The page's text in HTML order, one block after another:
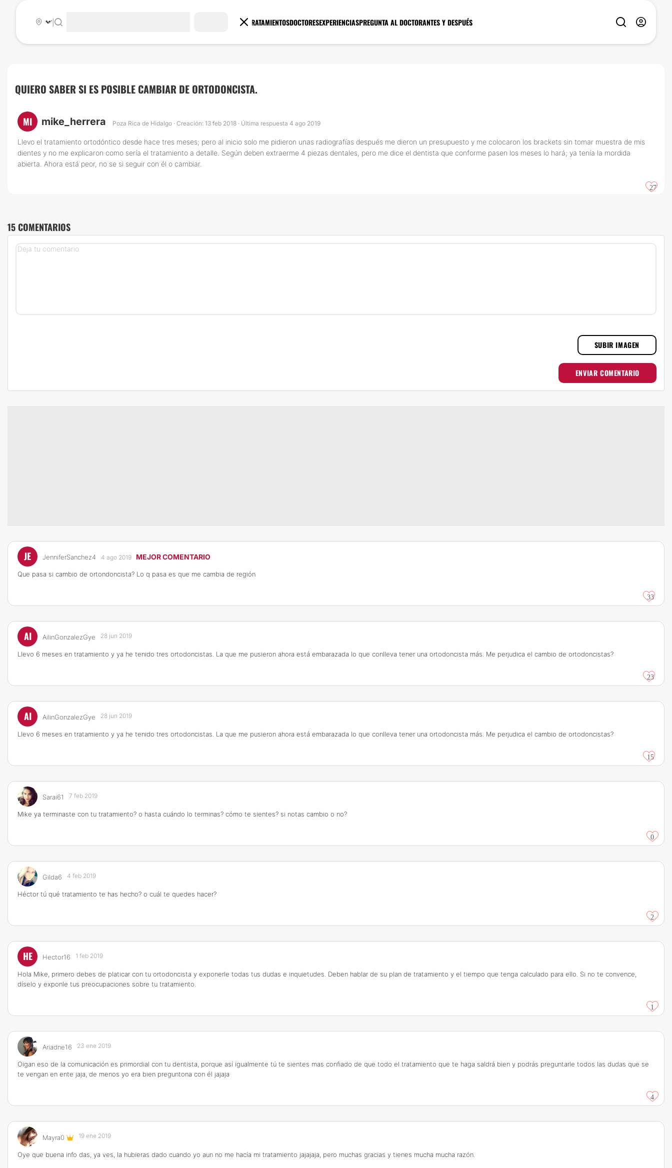
TRATAMIENTOSDOCTORESEXPERIENCIASPREGUNTA AL DOCTORANTES Y DESPUÉS
|
QUIERO SABER SI ES POSIBLE CAMBIAR DE ORTODONCISTA.
MI mike_herrera Poza Rica de Hidalgo · Creación: 13 feb 2018 · Última respuesta 4 ago 2019
Llevo el tratamiento ortodóntico desde hace tres meses; pero al inicio solo me pidieron unas radiografías después me dieron un presupuesto y me colocaron los brackets sin tomar muestra de mis
dientes y no me explicaron como sería el tratamiento a detalle. Según deben extraerme 4 piezas dentales, pero me dice el dentista que conforme pasen los meses lo hará; ya tenía la mordida
abierta. Ahora está peor, no se si seguir con él o cambiar.
27
15 COMENTARIOS
SUBIR IMAGEN
ENVIAR COMENTARIO
JE JenniferSanchez4 4 ago 2019 MEJOR COMENTARIO
Que pasa si cambio de ortondoncista? Lo q pasa es que me cambia de región
33
AI AilinGonzalezGye 28 jun 2019
Llevo 6 meses en tratamiento y ya he tenido tres ortodoncistas. La que me pusieron ahora está embarazada lo que conlleva tener una ortodoncista más. Me perjudica el cambio de ortodoncistas?
23
AI AilinGonzalezGye 28 jun 2019
Llevo 6 meses en tratamiento y ya he tenido tres ortodoncistas. La que me pusieron ahora está embarazada lo que conlleva tener una ortodoncista más. Me perjudica el cambio de ortodoncistas?
15
Sarai61 7 feb 2019
Mike ya terminaste con tu tratamiento? o hasta cuándo lo terminas? cómo te sientes? si notas cambio o no?
0
Gilda6 4 feb 2019
Héctor tú qué tratamiento te has hecho? o cuál te quedes hacer?
2
HE Hector16 1 feb 2019
Hola Mike, primero debes de platicar con tu ortodoncista y exponerle todas tus dudas e inquietudes. Deben hablar de su plan de tratamiento y el tiempo que tenga calculado para ello. Si no te convence,
díselo y exponle tus preocupaciones sobre tu tratamiento.
1
Ariadne16 23 ene 2019
Oigan eso de la comunicación es primordial con tu dentista, porque así igualmente tú te sientes mas confiado de que todo el tratamiento que te haga saldrá bien y podrás preguntarle todos las dudas que se
te vengan en ente jaja, de menos yo era bien preguntona con él jajaja
4
Mayra0 19 ene 2019
Oye que buena info das, ya ves, la hubieras dado cuando yo aun no me hacía mi tratamiento jajajaja, pero muchas gracias y tienes mucha mucha razón.